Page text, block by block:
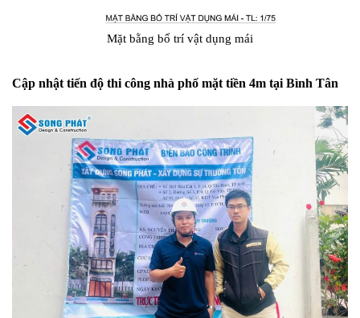
Mặt bằng bố trí vật dụng mái
Cập nhật tiến độ thi công nhà phố mặt tiền 4m tại Bình Tân